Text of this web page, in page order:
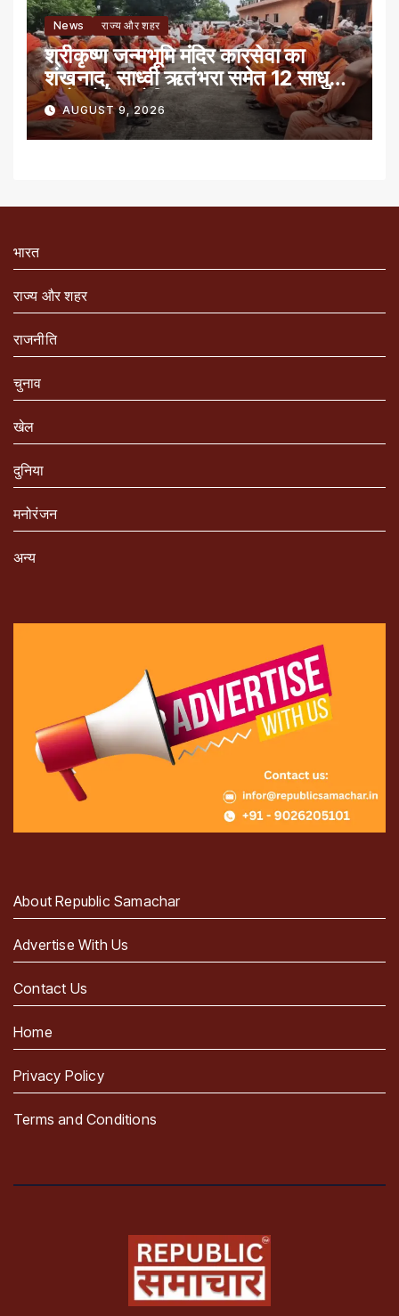
News राज्य और शहर
श्रीकृष्ण जन्मभूमि मंदिर कारसेवा का
शंखनाद, साध्वी ऋतंभरा समेत 12 साधु-
संतों को रेड नोटिस
AUGUST 9, 2026
भारत
राज्य और शहर
राजनीति
चुनाव
खेल
दुनिया
मनोरंजन
अन्य
About Republic Samachar
Advertise With Us
Contact Us
Home
Privacy Policy
Terms and Conditions